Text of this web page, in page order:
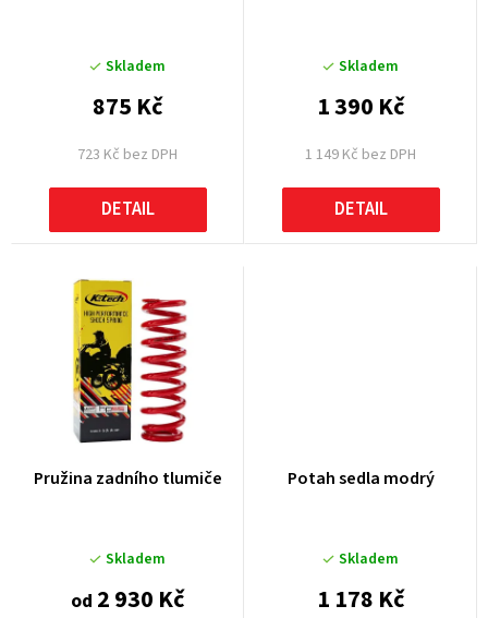
Skladem
723 Kč bez DPH
875 Kč
DETAIL
Skladem
1 149 Kč bez DPH
1 390 Kč
DETAIL
Pružina zadního tlumiče
Skladem
od 2 930 Kč
Potah sedla modrý
Skladem
1 178 Kč